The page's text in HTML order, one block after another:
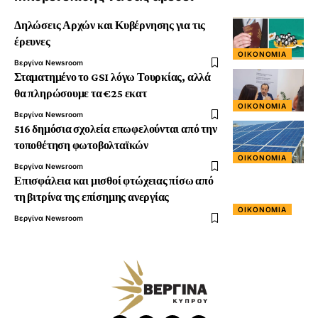
ΟΙΚΟΝΟΜΊΑ
Δηλώσεις Αρχών και Κυβέρνησης για τις
έρευνες
Βεργίνα Newsroom
ΟΙΚΟΝΟΜΊΑ
Σταματημένο το GSI λόγω Τουρκίας, αλλά
θα πληρώσουμε τα €25 εκατ
Βεργίνα Newsroom
ΟΙΚΟΝΟΜΊΑ
516 δημόσια σχολεία επωφελούνται από την
τοποθέτηση φωτοβολταϊκών
Βεργίνα Newsroom
ΟΙΚΟΝΟΜΊΑ
Επισφάλεια και μισθοί φτώχειας πίσω από
τη βιτρίνα της επίσημης ανεργίας
Βεργίνα Newsroom